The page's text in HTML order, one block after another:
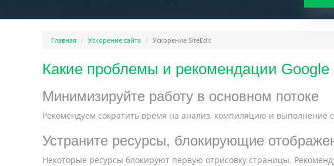
Главная Ускорение сайта Ускорение SiteEdit
Какие проблемы и рекомендации
Минимизируйте работу в основном потоке
Рекомендуем сократить время на анализ, компиляцию и выполнение
Устраните ресурсы, блокирующие
Некоторые ресурсы блокируют первую отрисовку страницы.